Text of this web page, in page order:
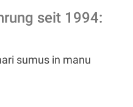
seit 1994:
sumus in manu